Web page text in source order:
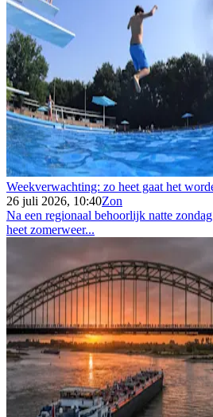
Weekverwachting: zo heet gaat het
26 juli 2026, 10:40Zon
Na een regionaal behoorlijk natte
heet zomerweer...